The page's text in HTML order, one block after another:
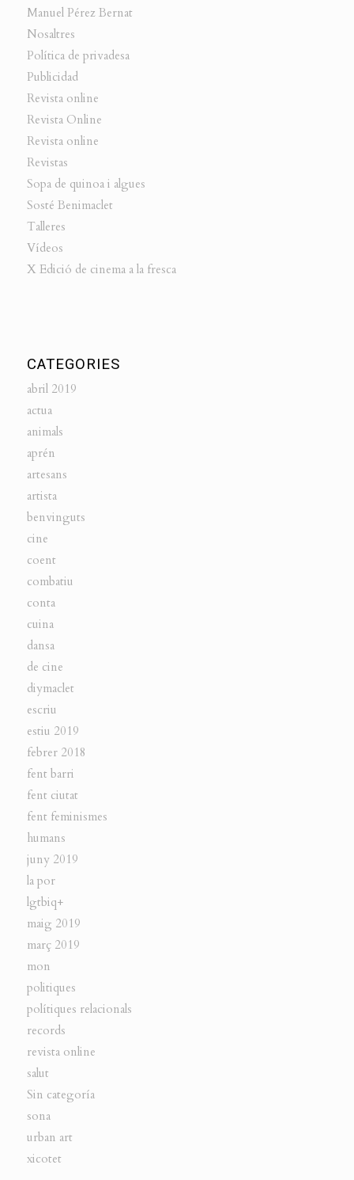
Manuel Pérez Bernat
Nosaltres
Política de privadesa
Publicidad
Revista online
Revista Online
Revista online
Revistas
Sopa de quinoa i algues
Sosté Benimaclet
Talleres
Vídeos
X Edició de cinema a la fresca
CATEGORIES
abril 2019
actua
animals
aprén
artesans
artista
benvinguts
cine
coent
combatiu
conta
cuina
dansa
de cine
diymaclet
escriu
estiu 2019
febrer 2018
fent barri
fent ciutat
fent feminismes
humans
juny 2019
la por
lgtbiq+
maig 2019
març 2019
mon
politiques
polítiques relacionals
records
revista online
salut
Sin categoría
sona
urban art
xicotet